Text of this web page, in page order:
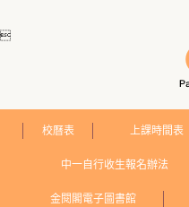

校曆表 上課時間表
中一自行收生報名辦法
金閱閣電子圖書館